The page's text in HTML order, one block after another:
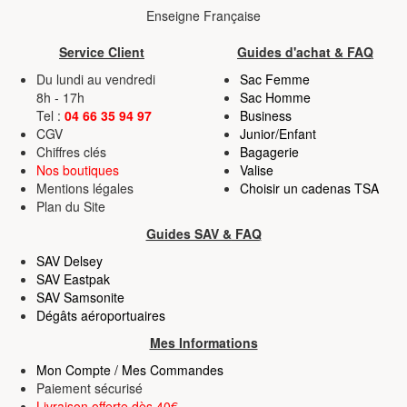
Enseigne Française
Service Client
Guides d'achat & FAQ
Du lundi au vendredi
8h - 17h
Tel : 04 66 35 94 97
CGV
Chiffres clés
Nos boutiques
Mentions légales
Plan du Site
Sac Femme
Sac Homme
Business
Junior/Enfant
Bagagerie
Valise
Choisir un cadenas TSA
Guides SAV & FAQ
SAV Delsey
SAV Eastpak
SAV Samsonite
Dégâts aéroportuaires
Mes Informations
Mon Compte / Mes Commandes
Paiement sécurisé